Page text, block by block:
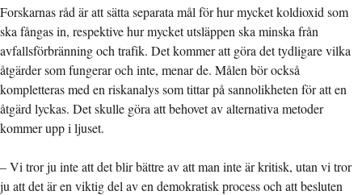
Forskarnas råd är att sätta separata mål för hur mycket koldioxid som
ska fångas in, respektive hur mycket utsläppen ska minska från
avfallsförbränning och trafik. Det kommer att göra det tydligare vilka
åtgärder som fungerar och inte, menar de. Målen bör också
kompletteras med en riskanalys som tittar på sannolikheten för att en
åtgärd lyckas. Det skulle göra att behovet av alternativa metoder
kommer upp i ljuset.
– Vi tror ju inte att det blir bättre av att man inte är kritisk, utan vi tror
ju att det är en viktig del av en demokratisk process och att besluten